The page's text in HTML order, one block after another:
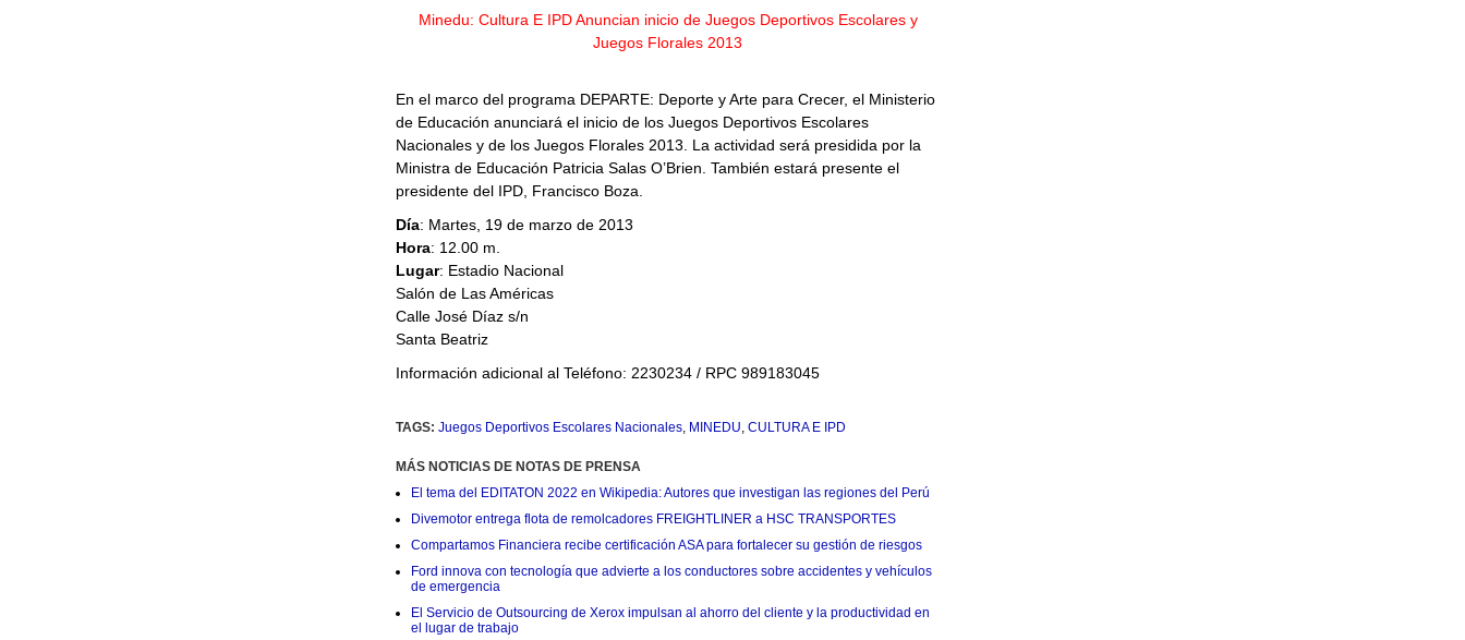
Minedu: Cultura E IPD Anuncian inicio de Juegos Deportivos Escolares y
Juegos Florales 2013
En el marco del programa DEPARTE: Deporte y Arte para Crecer, el Ministerio
de Educación anunciará el inicio de los Juegos Deportivos Escolares
Nacionales y de los Juegos Florales 2013. La actividad será presidida por la
Ministra de Educación Patricia Salas O’Brien. También estará presente el
presidente del IPD, Francisco Boza.
Día: Martes, 19 de marzo de 2013
Hora: 12.00 m.
Lugar: Estadio Nacional
Salón de Las Américas
Calle José Díaz s/n
Santa Beatriz
Información adicional al Teléfono: 2230234 / RPC 989183045
TAGS: Juegos Deportivos Escolares Nacionales, MINEDU, CULTURA E IPD
MÁS NOTICIAS DE NOTAS DE PRENSA
El tema del EDITATON 2022 en Wikipedia: Autores que investigan las regiones del Perú
Divemotor entrega flota de remolcadores FREIGHTLINER a HSC TRANSPORTES
Compartamos Financiera recibe certificación ASA para fortalecer su gestión de riesgos
Ford innova con tecnología que advierte a los conductores sobre accidentes y vehículos
de emergencia
El Servicio de Outsourcing de Xerox impulsan al ahorro del cliente y la productividad en
el lugar de trabajo